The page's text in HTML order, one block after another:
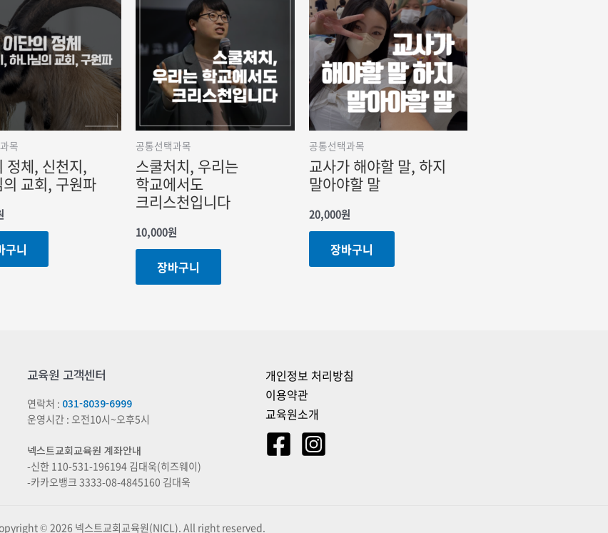
목
정체, 신천지,
교회, 구원파
구니
공통선택과목
스쿨처치, 우리는
학교에서도
크리스천입니다
10,000원
장바구니
공통선택과목
교사가 해야할 말, 하지
말아야할 말
20,000원
장바구니
교육원 고객센터
연락처 : 031-8039-6999
운영시간 : 오전10시~오후5시
넥스트교회교육원 계좌안내
-신한 110-531-196194 김대욱(히즈웨이)
-카카오뱅크 3333-08-4845160 김대욱
개인정보 처리방침
이용약관
교육원소개
© 2026 넥스트교회교육원(NICL). All right reserved.